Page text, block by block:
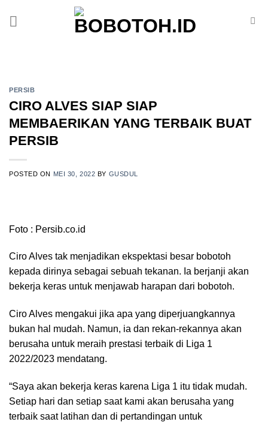
PERSIB
CIRO ALVES SIAP SIAP
MEMBAERIKAN YANG TERBAIK BUAT
PERSIB
POSTED ON MEI 30, 2022 BY GUSDUL
Foto : Persib.co.id
Ciro Alves tak menjadikan ekspektasi besar bobotoh
kepada dirinya sebagai sebuah tekanan. Ia berjanji akan
bekerja keras untuk menjawab harapan dari bobotoh.
Ciro Alves mengakui jika apa yang diperjuangkannya
bukan hal mudah. Namun, ia dan rekan-rekannya akan
berusaha untuk meraih prestasi terbaik di Liga 1
2022/2023 mendatang.
“Saya akan bekerja keras karena Liga 1 itu tidak mudah.
Setiap hari dan setiap saat kami akan berusaha yang
terbaik saat latihan dan di pertandingan untuk